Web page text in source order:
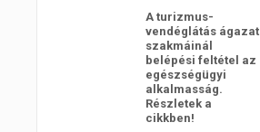
A turizmus-
vendéglátás ágazat
szakmáinál
belépési feltétel az
egészségügyi
alkalmasság.
Részletek a
cikkben!